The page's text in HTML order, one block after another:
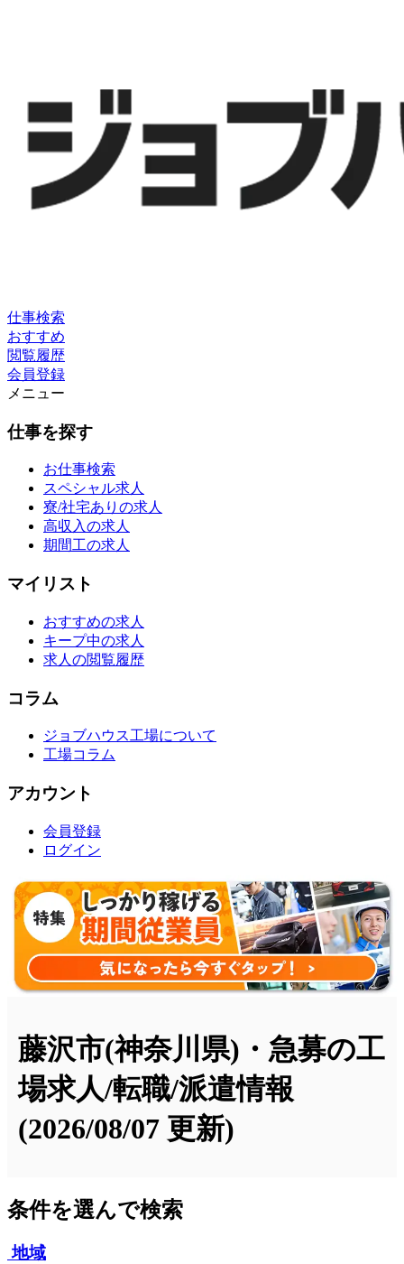
仕事検索
おすすめ
閲覧履歴
会員登録
メニュー
仕事を探す
お仕事検索
スペシャル求人
寮/社宅ありの求人
高収入の求人
期間工の求人
マイリスト
おすすめの求人
キープ中の求人
求人の閲覧履歴
コラム
ジョブハウス工場について
工場コラム
アカウント
会員登録
ログイン
藤沢市(神奈川県)・急募の工
場求人/転職/派遣情報
(2026/08/07 更新)
条件を選んで検索
地域